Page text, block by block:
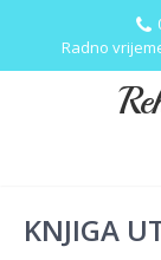
Radno
KNJIGA